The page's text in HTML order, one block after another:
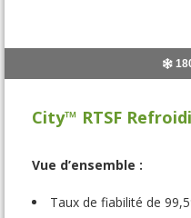
City™ RTSF
Vue d’ensemble :
Taux de fiabilité de